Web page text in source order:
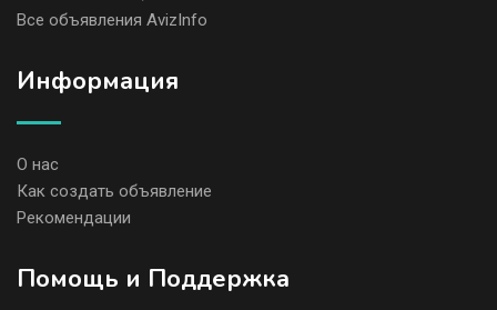
Все объявления AvizInfo
Информация
О нас
Как создать объявление
Рекомендации
Помощь и Поддержка